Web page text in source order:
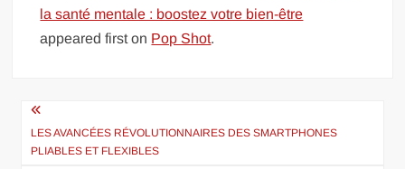
la santé mentale : boostez votre bien-être
appeared first on Pop Shot.
Navigation
de
LES AVANCÉES RÉVOLUTIONNAIRES DES SMARTPHONES
PLIABLES ET FLEXIBLES